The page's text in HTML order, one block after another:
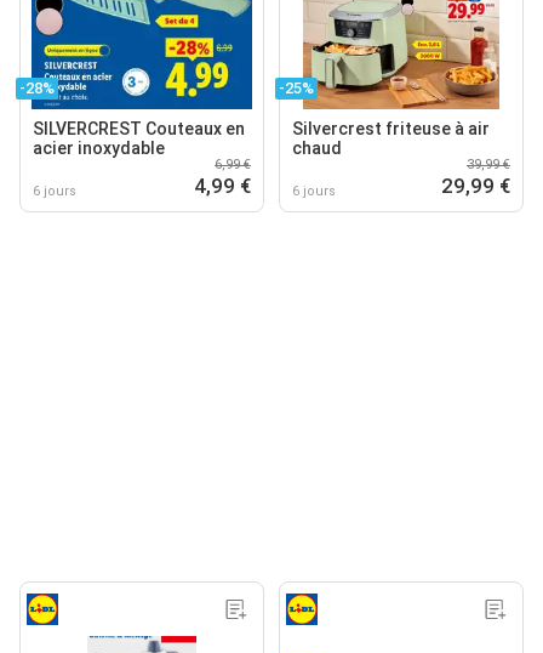
-28%
SILVERCREST Couteaux en
acier inoxydable
6 jours
6,99 €
4,99 €
-25%
Silvercrest friteuse à air
chaud
6 jours
39,99 €
29,99 €